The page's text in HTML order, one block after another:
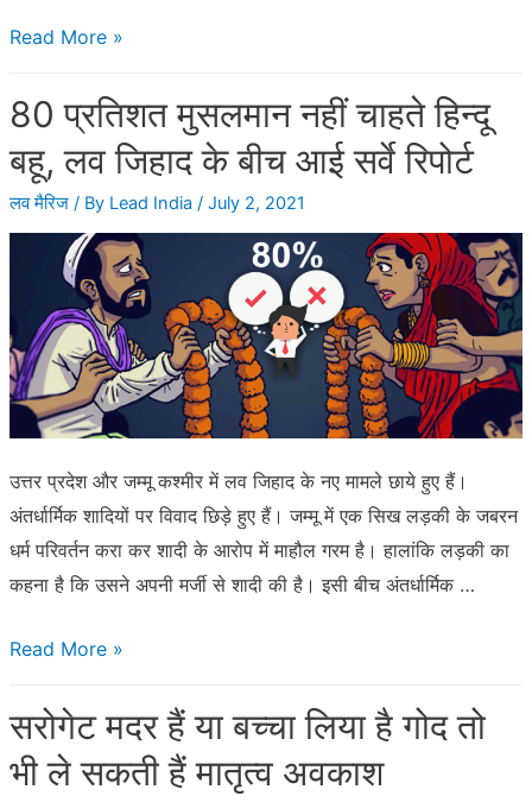
जानवरों
साथ
के
खिलाफ
कानून
Read More »
80 प्रतिशत मुसलमान नहीं चाहते हिन्दू
बहू, लव जिहाद के बीच आई सर्वे रिपोर्ट
लव मैरिज/ By Lead India / July 2, 2021
उत्तर प्रदेश और जम्मू कश्मीर में लव जिहाद के नए मामले छाये हुए हैं।
अंतर्धार्मिक शादियों पर विवाद छिड़े हुए हैं। जम्मू में एक सिख लड़की के जबरन
धर्म परिवर्तन करा कर शादी के आरोप में माहौल गरम है। हालांकि लड़की का
कहना है कि उसने अपनी मर्जी से शादी की है। इसी बीच अंतर्धार्मिक …
80
मुसलमान
नहीं
चाहते
Read More »
सरोगेट मदर हैं या बच्चा लिया है गोद तो
भी ले सकती हैं मातृत्व अवकाश